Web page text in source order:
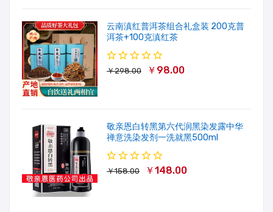
云南滇红普洱茶组合礼盒装 200克普
洱茶+100克滇红茶
￥298.00 ￥98.00
敬亲恩白转黑第六代润黑染发露中华
禅意洗染发剂一洗就黑500ml
￥158.00 ￥148.00